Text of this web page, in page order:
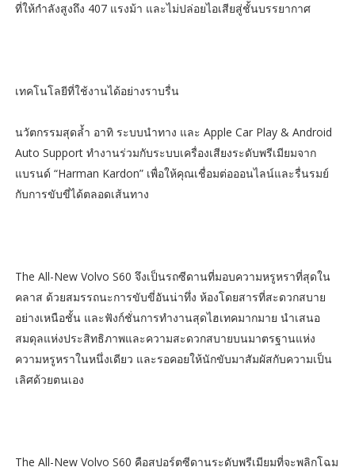
ที่ให้กำลังสูงถึง 407 แรงม้า และไม่ปล่อยไอเสียสู่ชั้นบรรยากาศ
เทคโนโลยีที่ใช้งานได้อย่างราบรื่น
นวัตกรรมสุดล้ำ อาทิ ระบบนำทาง และ Apple Car Play & Android
Auto Support ทำงานร่วมกับระบบเครื่องเสียงระดับพรีเมียมจาก
แบรนด์ “Harman Kardon” เพื่อให้คุณเชื่อมต่อออนไลน์และรื่นรมย์
กับการขับขี่ได้ตลอดเส้นทาง
The All-New Volvo S60 จึงเป็นรถซีดานที่มอบความหรูหราที่สุดใน
คลาส ด้วยสมรรถนะการขับขี่อันน่าทึ่ง ห้องโดยสารที่สะดวกสบาย
อย่างเหนือชั้น และฟังก์ชั่นการทำงานสุดไฮเทคมากมาย นำเสนอ
สมดุลแห่งประสิทธิภาพและความสะดวกสบายบนมาตรฐานแห่ง
ความหรูหราในหนึ่งเดียว และรอคอยให้นักขับมาสัมผัสกับความเป็น
เลิศด้วยตนเอง
The All-New Volvo S60 คือสปอร์ตซีดานระดับพรีเมียมที่จะพลิกโฉม